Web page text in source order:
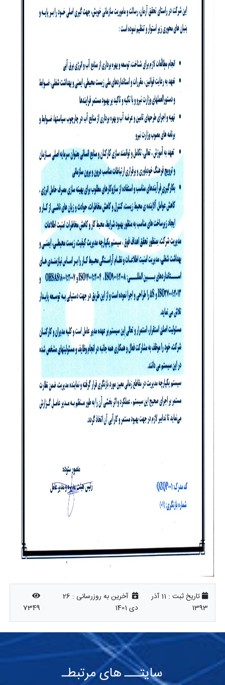
تاریخ ثبت :
11 آذر
1393
آخرین به روزرسانی : 26
دی 1401
7349
سایتـــ های مرتبطـ